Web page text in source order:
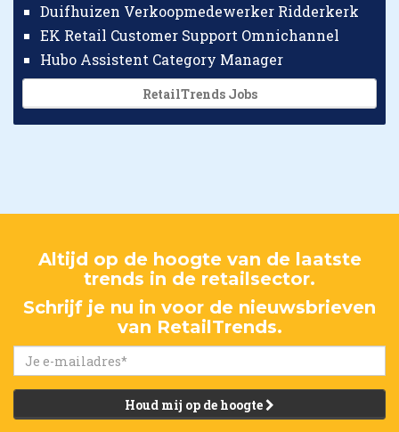
Duifhuizen Verkoopmedewerker Ridderkerk
EK Retail Customer Support Omnichannel
Hubo Assistent Category Manager
RetailTrends Jobs
Altijd op de hoogte van de laatste
trends in de retailsector.
Schrijf je nu in voor de nieuwsbrieven
van RetailTrends.
Houd mij op de hoogte